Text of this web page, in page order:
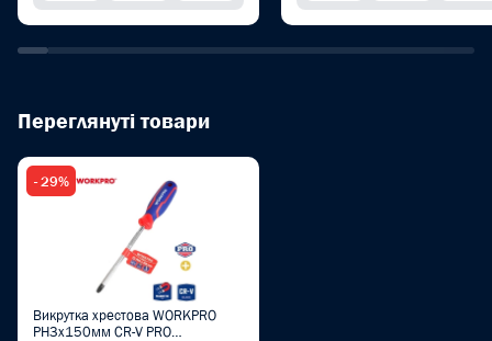
Переглянуті товари
- 29%
Викрутка хрестова WORKPRO
PH3x150мм CR-V PRO